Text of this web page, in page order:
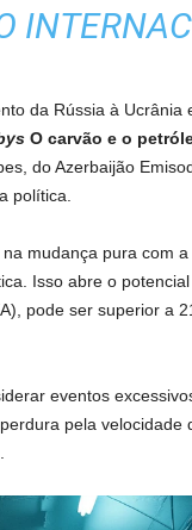
da Rússia à Ucrânia
O carvão e o
do Azerbaijão
política.
mudança pura com
Isso abre o
pode ser superior a
eventos
pela velocidade